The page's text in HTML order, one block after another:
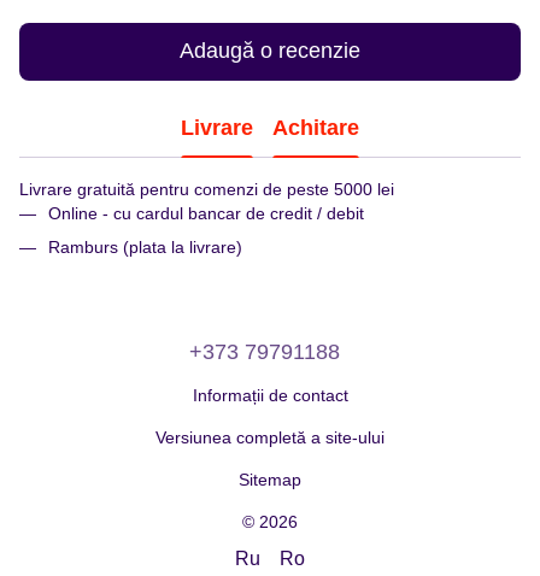
Adaugă o recenzie
Livrare Achitare
Livrare gratuită pentru comenzi de peste 5000 lei
Online - cu cardul bancar de credit / debit
Ramburs (plata la livrare)
+373 79791188
Informații de contact
Versiunea completă a site-ului
Sitemap
© 2026
Ru Ro